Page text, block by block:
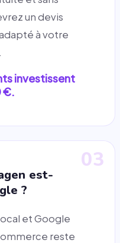
un devis
à votre
investissent
€.
03
est-
?
et Google
reste